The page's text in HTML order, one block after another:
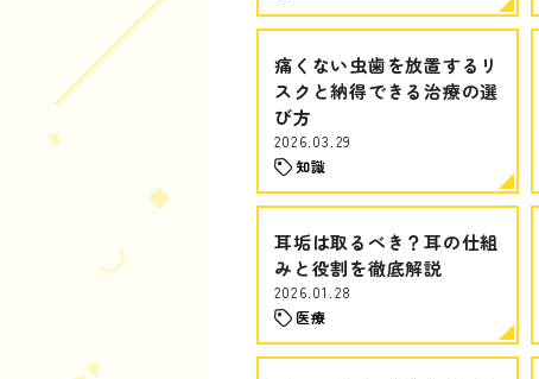
痛くない虫歯を放置するリ
スクと納得できる治療の選
び方
2026.03.29
知識
耳垢は取るべき？耳の仕組
みと役割を徹底解説
2026.01.28
医療